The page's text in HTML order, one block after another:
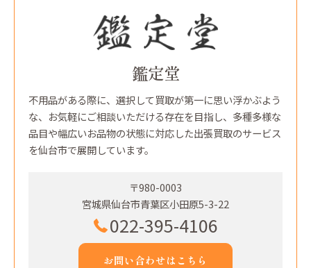
鑑定堂
不用品がある際に、選択して買取が第一に思い浮かぶよう
な、お気軽にご相談いただける存在を目指し、多種多様な
品目や幅広いお品物の状態に対応した出張買取のサービス
を仙台市で展開しています。
〒980-0003
宮城県仙台市青葉区小田原5-3-22
022-395-4106
お問い合わせはこちら